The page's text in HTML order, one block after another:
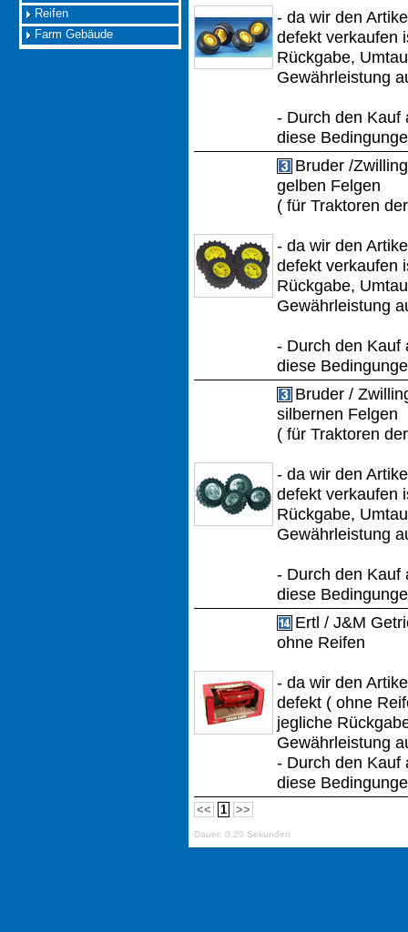
Reifen
Farm Gebäude
- da wir den
defekt verkaufen
Rückgabe,
Gewährleistung
- Durch den Kauf
diese
Bruder /
gelben Felgen
( für Traktoren
- da wir den
defekt verkaufen
Rückgabe,
Gewährleistung
- Durch den Kauf
diese
Bruder /
silbernen Felgen
( für Traktoren
- da wir den
defekt verkaufen
Rückgabe,
Gewährleistung
- Durch den Kauf
diese
Ertl / J&M
ohne Reifen
- da wir den
defekt ( ohne
jegliche
Gewährleistung
- Durch den Kauf
diese
<< 1 >>
Dauer: 0,20 Sekunden